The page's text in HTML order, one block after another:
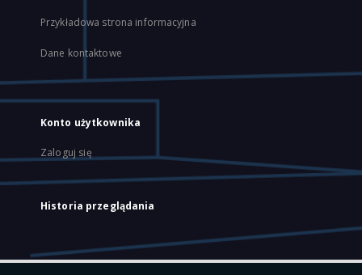
Przykładowa strona informacyjna
Dane kontaktowe
Konto użytkownika
Zaloguj się
Historia przeglądania